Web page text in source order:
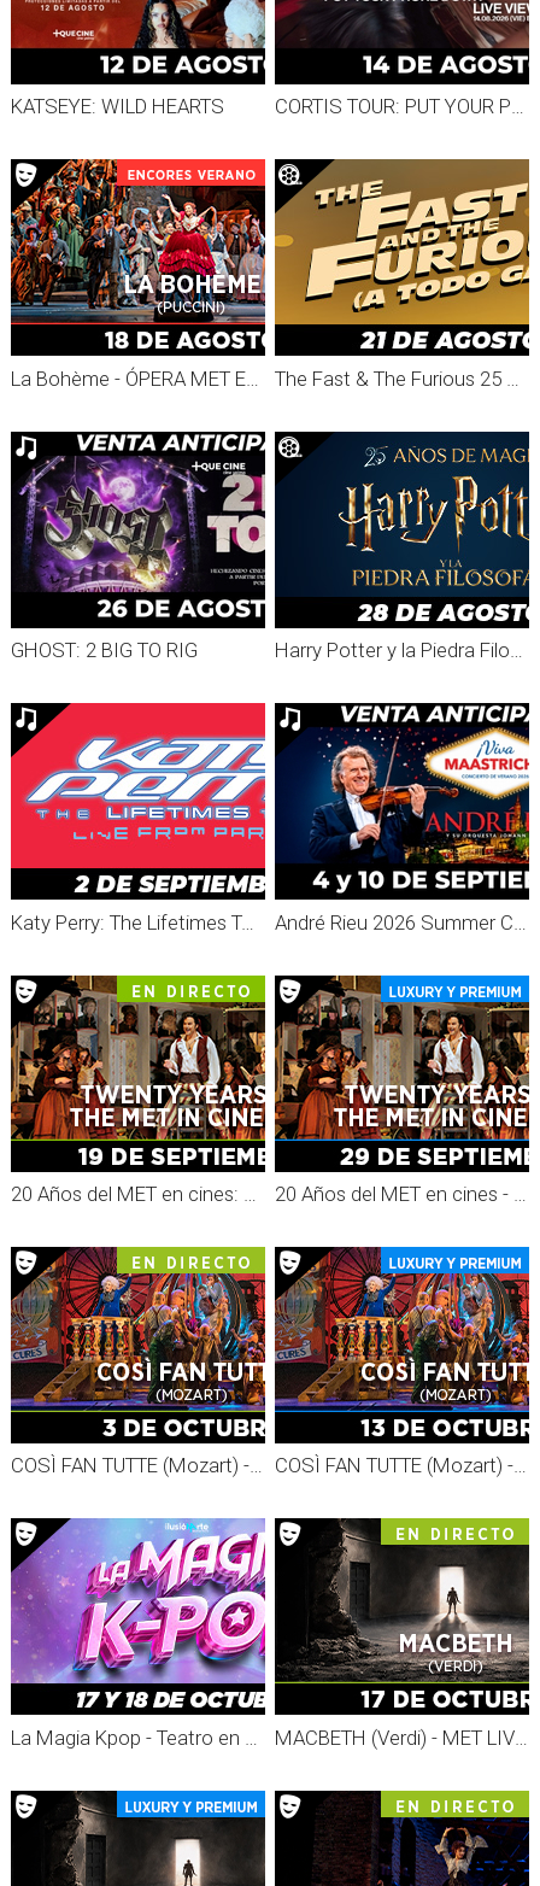
KATSEYE: WILD HEARTS CORTIS TOUR: PUT YOUR PHONE DOWN
La Bohème - ÓPERA MET ENCORES 2026
GHOST: 2 BIG TO RIG Harry Potter y la Piedra Filosofal 25 Aniversario
Katy Perry: The Lifetimes Tour - Live From Paris
20 Años del MET en cines: Una celebración 20 Años del MET en cines - Grabado MET 26-27
COSÌ FAN TUTTE (Mozart) - MET LIVE 26-27 COSÌ FAN TUTTE (Mozart) - GRABADO MET 26-27